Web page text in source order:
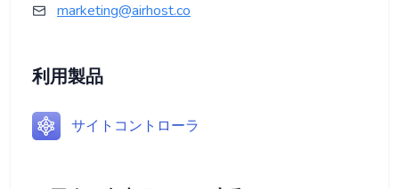
marketing@airhost.co
利用製品
サイトコントローラ